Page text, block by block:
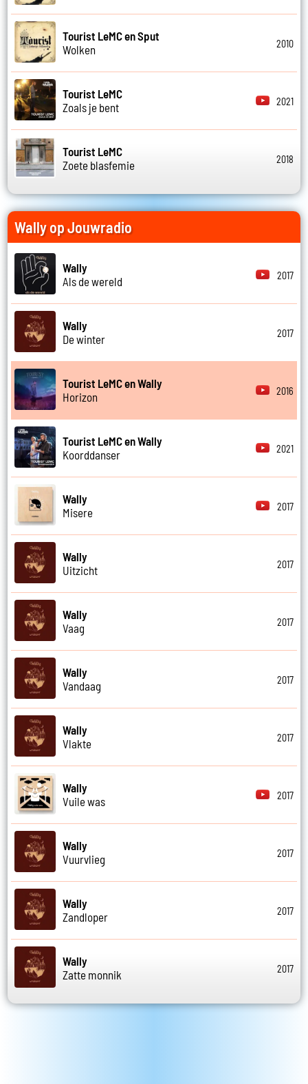
Tourist LeMC en Sput
Wolken
2010
Tourist LeMC
Zoals je bent
2021
Tourist LeMC
Zoete blasfemie
2018
Wally op Jouwradio
Wally
Als de wereld
2017
Wally
De winter
2017
Tourist LeMC en Wally
Horizon
2016
Tourist LeMC en Wally
Koorddanser
2021
Wally
Misere
2017
Wally
Uitzicht
2017
Wally
Vaag
2017
Wally
Vandaag
2017
Wally
Vlakte
2017
Wally
Vuile was
2017
Wally
Vuurvlieg
2017
Wally
Zandloper
2017
Wally
Zatte monnik
2017